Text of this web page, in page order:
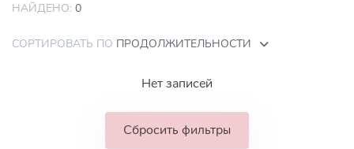
НАЙДЕНО: 0
СОРТИРОВАТЬ ПО ПРОДОЛЖИТЕЛЬНОСТИ
Нет записей
Сбросить фильтры